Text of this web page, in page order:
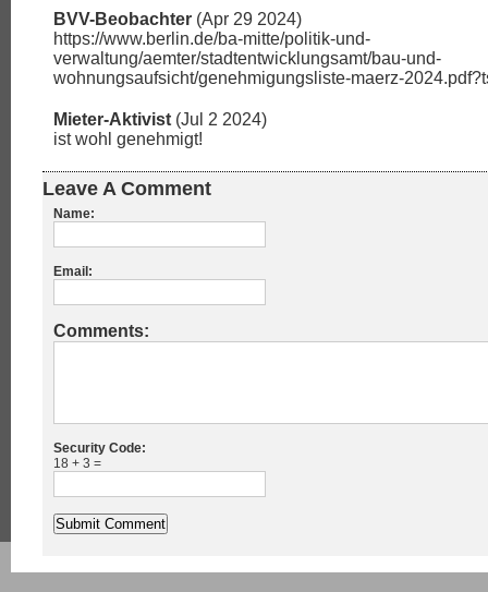
BVV-Beobachter (Apr 29 2024)
https://www.berlin.de/ba-mitte/politik-und-
verwaltung/aemter/stadtentwicklungsamt/bau-und-
wohnungsaufsicht/genehmigungsliste-maerz-
Mieter-Aktivist (Jul 2 2024)
ist wohl genehmigt!
Leave A Comment
Name:
Email:
Comments:
Security Code:
18 + 3 =